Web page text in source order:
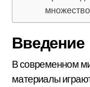
Введение
В современном мире упаковочные
материалы